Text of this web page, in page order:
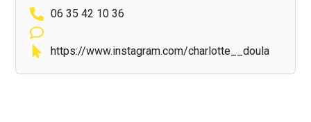
06 35 42 10 36
https://www.instagram.com/charlotte__doula